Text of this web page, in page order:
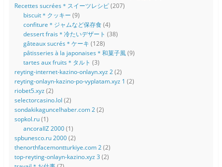
Recettes sucrées＊スイーツレシピ(207)
biscuit＊クッキー (9)
confiture＊ジャムなど保存食(4)
dessert frais＊冷たいデザート (38)
gâteaux sucrés＊ケーキ (128)
pâtisseries à la japonaises＊和菓子風(9)
tartes aux fruits＊タルト (3)
reyting-internet-kazino-onlayn.xyz 2(2)
reyting-onlayn-kazino-po-vyplatam.xyz 1 (2)
riobet5.xyz (2)
selectorcasino.lol (2)
sondakikaguncelhaber.com 2(2)
sopkol.ru(1)
ancorallZ 2000(1)
spbunesco.ru 2000(2)
thenorthfacemontturkiye.com 2(2)
top-reyting-onlayn-kazino.xyz 3 (2)